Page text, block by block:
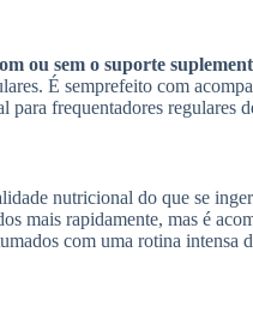
ou sem o suporte
É semprefeito com
frequentadores regulares
nutricional do que se
mais rapidamente, mas é
com uma rotina intensa